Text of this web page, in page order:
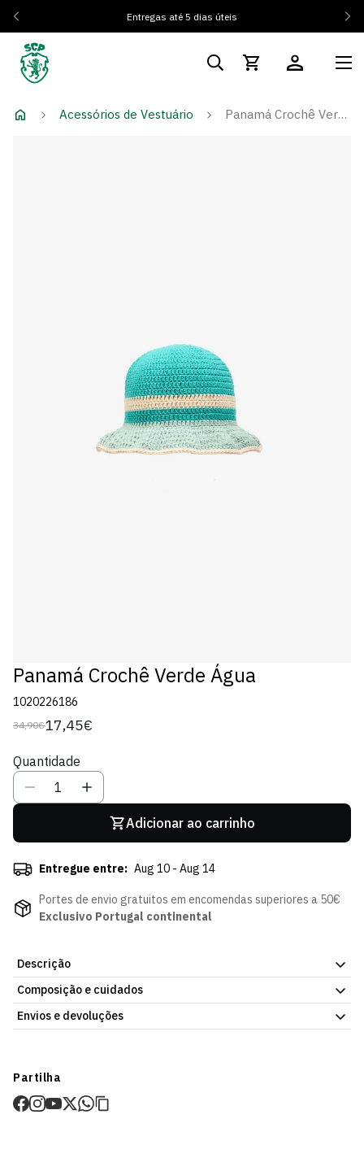
Entregas até 5 dias úteis
Acessórios de Vestuário Panamá Crochê Verde Água
Panamá Crochê Verde Água
1020226186
Preço
34,90€
Preço
venda
17,45€
Quantidade
Adicionar ao carrinho
Entregue entre: Aug 10 - Aug 14
Portes de envio gratuitos em encomendas superiores a 50€
Exclusivo Portugal continental
Descrição
Panamá Crochê Verde Água, com o emblema do Sporting Clube
de Portugal. Ajuste pensado para a maioria dos tamanhos de
cabeça. Disponível na Loja Verde Online.
Composição e cuidados
Envios e devoluções
Prazo estimado de entrega varia consoante o destino e método
de envio.
Partilha